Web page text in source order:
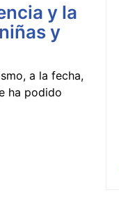
y la
y
a la fecha,
ha podido